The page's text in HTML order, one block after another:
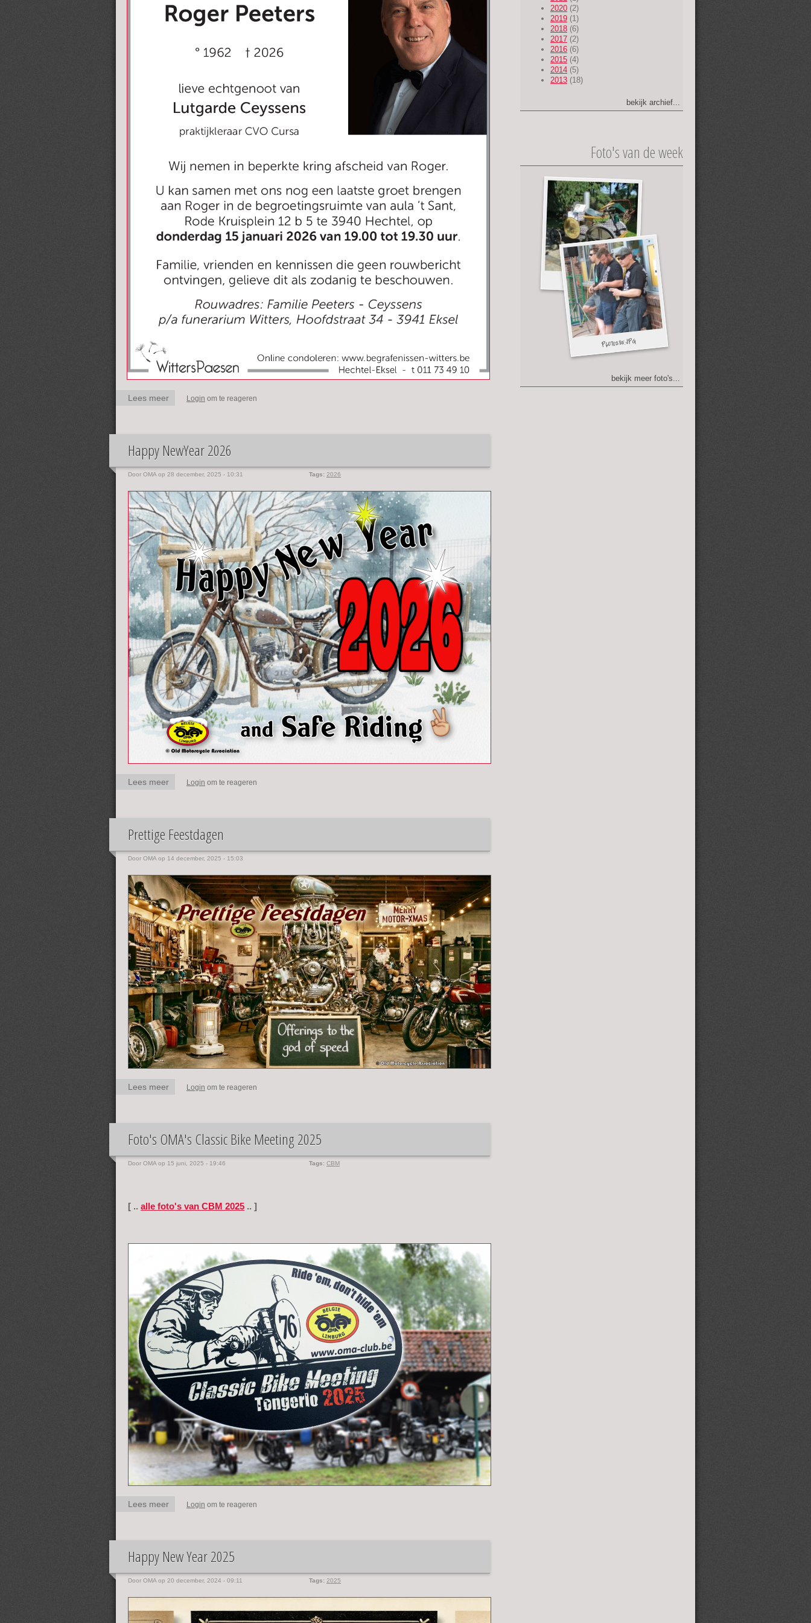
Lees meer over R.I.P. Roger
Login om te reageren
Happy NewYear 2026
Door OMA op 28 december, 2025 - 10:31 Tags: 2026
Lees meer over Happy NewYear
Login om te reageren
Prettige Feestdagen
Door OMA op 14 december, 2025 - 15:03
Lees meer over Prettige
Login om te reageren
Foto's OMA's Classic Bike Meeting 2025
Door OMA op 15 juni, 2025 - 19:46 Tags: CBM
[ .. alle foto's van CBM 2025 .. ]
Lees meer over Foto's OMA's
Login om te reageren
Happy New Year 2025
Door OMAop 20 december, 2024 - 09:11 Tags: 2025
2020 (2)
2019 (1)
2018 (6)
2017 (2)
2016 (6)
2015 (4)
2014 (5)
2013 (18)
bekijk archief...
Foto's van de week
bekijk meer foto's...